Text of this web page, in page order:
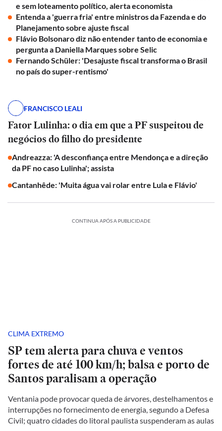
e sem loteamento político, alerta economista
Entenda a 'guerra fria' entre ministros da Fazenda e do
Planejamento sobre ajuste fiscal
Flávio Bolsonaro diz não entender tanto de economia e
pergunta a Daniella Marques sobre Selic
Fernando Schüler: 'Desajuste fiscal transforma o Brasil
no país do super-rentismo'
FRANCISCO LEALI
Fator Lulinha: o dia em que a PF suspeitou de
negócios do filho do presidente
Andreazza: 'A desconfiança entre Mendonça e a direção
da PF no caso Lulinha'; assista
Cantanhêde: 'Muita água vai rolar entre Lula e Flávio'
CONTINUA APÓS A PUBLICIDADE
CLIMA EXTREMO
SP tem alerta para chuva e ventos
fortes de até 100 km/h; balsa e porto de
Santos paralisam a operação
Ventania pode provocar queda de árvores, destelhamentos e
interrupções no fornecimento de energia, segundo a Defesa
Civil; quatro cidades do litoral paulista suspenderam as aulas